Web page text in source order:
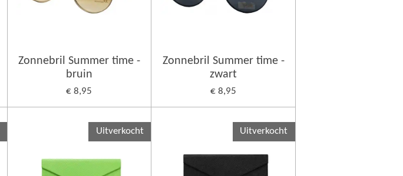
Zonnebril Summer time -
bruin
€ 8,95
Zonnebril Summer time -
zwart
€ 8,95
Uitverkocht Uitverkocht